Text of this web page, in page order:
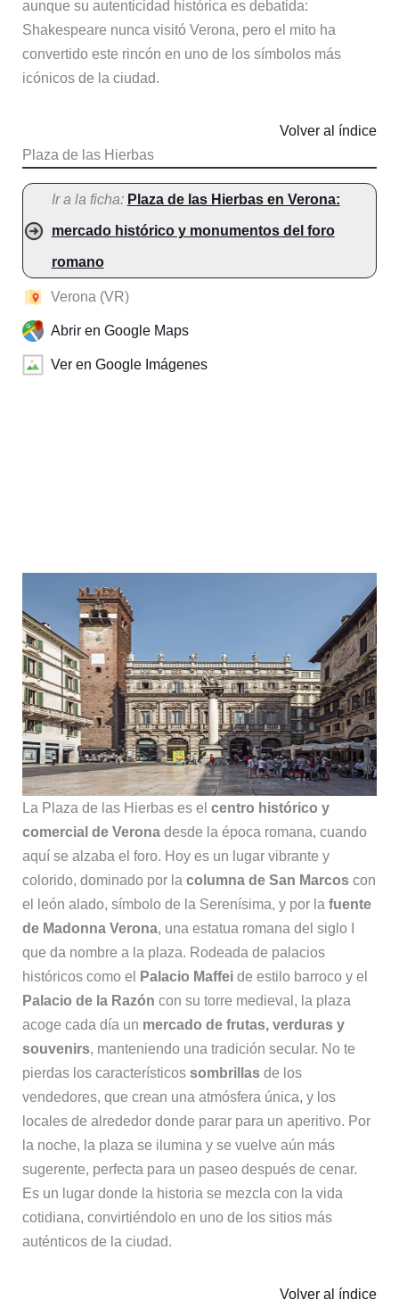
aunque su autenticidad histórica es debatida:
Shakespeare nunca visitó Verona, pero el mito ha
convertido este rincón en uno de los símbolos más
icónicos de la ciudad.
Plaza de las Hierbas
Volver al índice
Ir a la ficha: Plaza de las Hierbas en Verona:
mercado histórico y monumentos del foro
romano
Verona (VR)
Abrir en Google Maps
Ver en Google Imágenes
La Plaza de las Hierbas es el centro histórico y
comercial de Veronadesde la época romana, cuando
aquí se alzaba el foro. Hoy es un lugar vibrante y
colorido, dominado por la columna de San Marcoscon
el león alado, símbolo de la Serenísima, y por la fuente
de Madonna Verona, una estatua romana del siglo I
que da nombre a la plaza. Rodeada de palacios
históricos como el
Palacio Maffeide estilo barroco y el
Palacio de la Razón con su torre medieval, la plaza
acoge cada día un mercado de frutas, verduras y
souvenirs, manteniendo una tradición secular. No te
pierdas los característicos sombrillasde los
vendedores, que crean una atmósfera única, y los
locales de alrededor donde parar para un aperitivo. Por
la noche, la plaza se ilumina y se vuelve aún más
sugerente, perfecta para un paseo después de cenar.
Es un lugar donde la historia se mezcla con la vida
cotidiana, convirtiéndolo en uno de los sitios más
auténticos de la ciudad.
Volver al índice